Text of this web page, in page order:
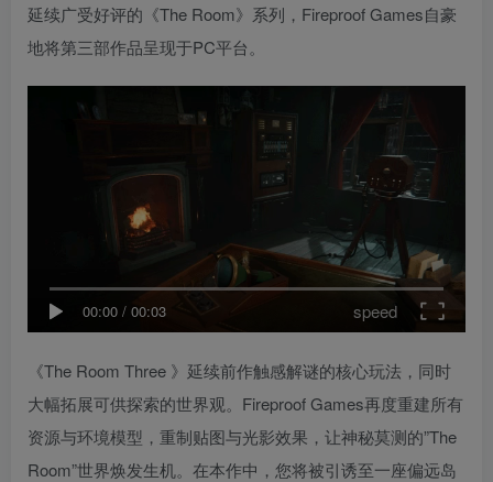
延续广受好评的《The Room》系列，Fireproof Games自豪
地将第三部作品呈现于PC平台。
00:00 / 00:03 speed
《The Room Three 》延续前作触感解谜的核心玩法，同时
大幅拓展可供探索的世界观。Fireproof Games再度重建所有
资源与环境模型，重制贴图与光影效果，让神秘莫测的”The
Room”世界焕发生机。在本作中，您将被引诱至一座偏远岛